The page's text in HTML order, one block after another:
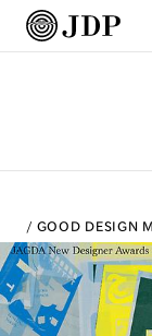
GOOD DESIGN